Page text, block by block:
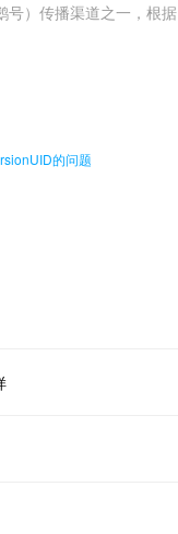
号）传播渠道之一，根据
的问题